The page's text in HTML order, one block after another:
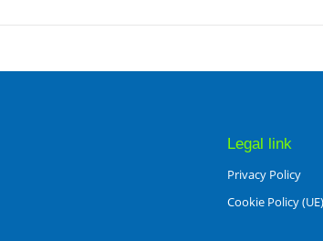
Legal link
Privacy Policy
Cookie Policy (UE)